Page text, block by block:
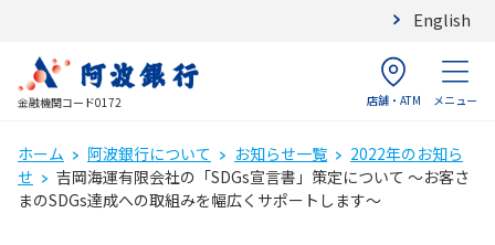
English
金融機関コード0172 店舗・ATM メニュー
ホーム 阿波銀行について お知らせ一覧
2022年のお知ら
せ
吉岡海運有限会社の「SDGs宣言書」策定について ～お客さ
まのSDGs達成への取組みを幅広くサポートします～